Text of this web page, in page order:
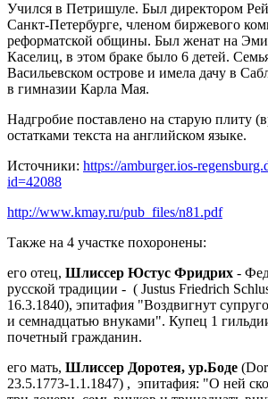
Учился в Петришуле. Был директором
Санкт-Петербурге, членом биржевого
реформатской общины. Был женат на
Каселиц, в этом браке было 6 детей.
Васильевском острове и имела дачу в
в гимназии Карла Мая.
Надгробие поставлено на старую плиту
остатками текста на английском языке.
Источники: https://amburger.ios-
id=42088
http://www.kmay.ru/pub_files/n81.pdf
Также на 4 участке похоронены:
его отец, Шлиссер Юстус Фридрих -
русской традиции - ( Justus Friedrich
16.3.1840), эпитафия "Воздвигнут
и семнадцатью внуками". Купец 1
почетный гражданин.
его мать, Шлиссер Доротея, ур.Боде
23.5.1773-1.1.1847) , эпитафия: "О ней